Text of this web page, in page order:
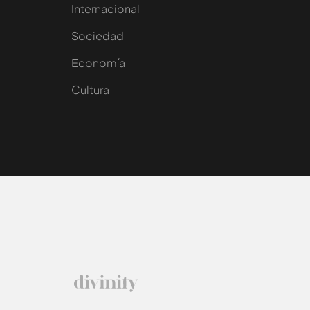
Internacional
Sociedad
Economía
Cultura